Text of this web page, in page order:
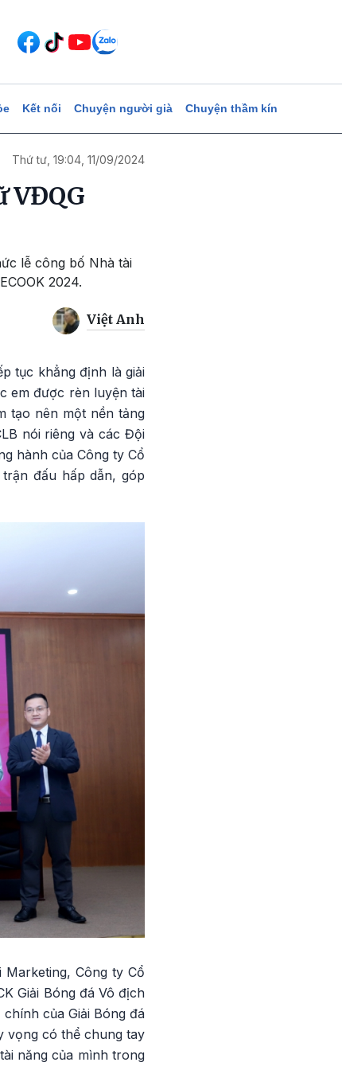
Kết nối Chuyện người già Chuyện thầm kín
Thứ tư, 19:04, 11/09/2024
VĐQG
lễ công bố Nhà tài
2024.
Việt Anh
tục khẳng định là giải
em được rèn luyện tài
tạo nên một nền tảng
nói riêng và các Đội
hành của Công ty Cổ
đấu hấp dẫn, góp
Công ty Cổ
Giải Bóng đá Vô địch
của Giải Bóng đá
vọng có thể chung tay
năng của mình trong